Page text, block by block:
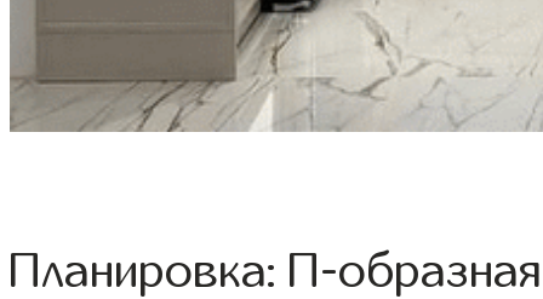
Планировка: П-образная